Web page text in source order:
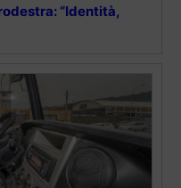
“Identità,